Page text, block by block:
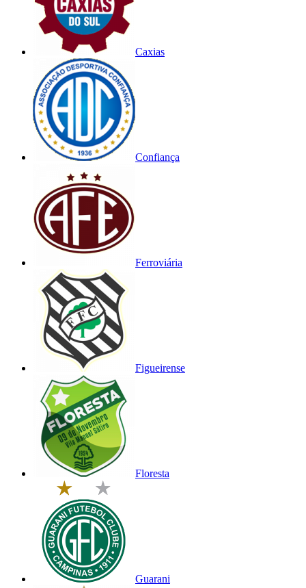
Caxias
Confiança
Ferroviária
Figueirense
Floresta
Guarani